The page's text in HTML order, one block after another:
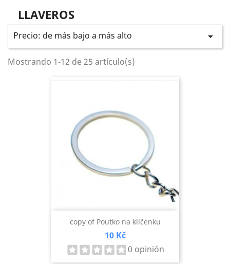
LLAVEROS
Precio: de más bajo a más alto 
Mostrando 1-12 de 25 artículo(s)
copy of Poutko na klíčenku
Precio
10 Kč
0 opinión